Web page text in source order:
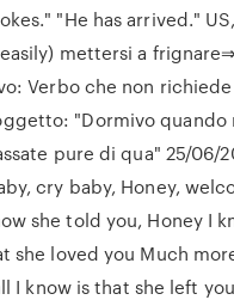
"He has arrived." US,
mettersi a
Verbo che non
"Dormivo quando
pure di qua" 25/06/
cry baby, Honey,
she told you, Honey I
she loved you Much
I know is that she left